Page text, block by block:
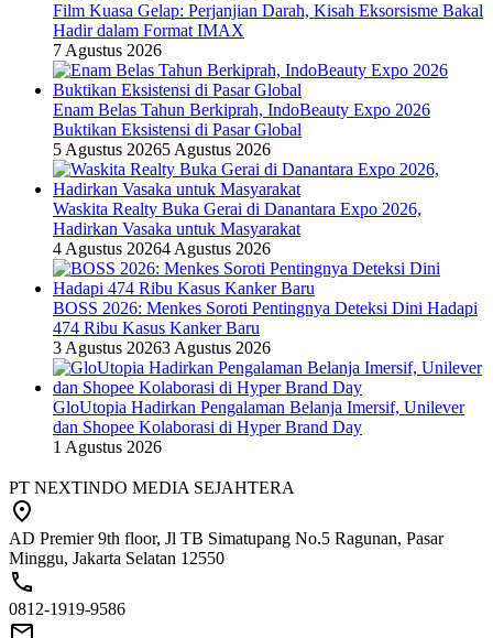
Film Kuasa Gelap: Perjanjian Darah, Kisah Eksorsisme Bakal
Hadir dalam Format IMAX
7 Agustus 2026
Enam Belas Tahun Berkiprah, IndoBeauty Expo 2026
Buktikan Eksistensi di Pasar Global
5 Agustus 20265 Agustus 2026
Waskita Realty Buka Gerai di Danantara Expo 2026,
Hadirkan Vasaka untuk Masyarakat
4 Agustus 20264 Agustus 2026
BOSS 2026: Menkes Soroti Pentingnya Deteksi Dini Hadapi
474 Ribu Kasus Kanker Baru
3 Agustus 20263 Agustus 2026
GloUtopia Hadirkan Pengalaman Belanja Imersif, Unilever
dan Shopee Kolaborasi di Hyper Brand Day
1 Agustus 2026
PT NEXTINDO MEDIA SEJAHTERA
AD Premier 9th floor, Jl TB Simatupang No.5 Ragunan, Pasar
Minggu, Jakarta Selatan 12550
0812-1919-9586